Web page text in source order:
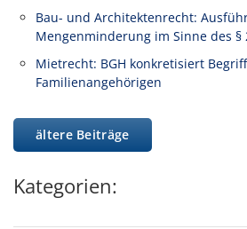
Bau- und Architektenrecht:
Mengenminderung im Sinne des §
Mietrecht: BGH konkretisiert
Familienangehörigen
ältere Beiträge
Kategorien: